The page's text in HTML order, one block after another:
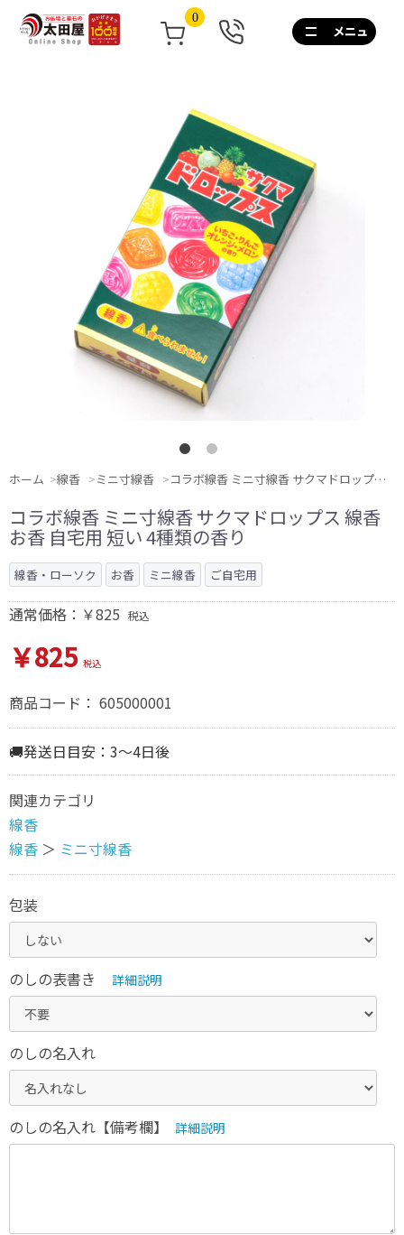
0
0120-
267-
無
料
10:00~17:00/
土
日
祝
も
営
業
ホーム 線香 ミニ寸線香 コラボ線香 ミニ寸線香 サクマドロップス 線香 お香 自宅用 短い 4種類の香り
コラボ線香 ミニ寸線香 サクマドロップス 線香
お香 自宅用 短い 4種類の香り
線香・ローソク お香 ミニ線香 ご自宅用
通常価格：￥825 税込
￥825 税込
商品コード： 605000001
🚚発送日目安：3～4日後
関連カテゴリ
線香
線香 ＞ ミニ寸線香
包装
のしの表書き 詳細説明
のしの名入れ
のしの名入れ【備考欄】 詳細説明